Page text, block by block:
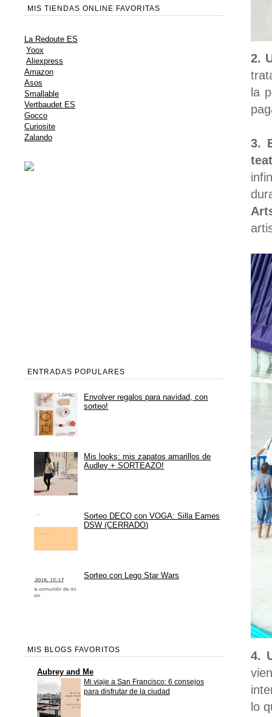
2.
la
3.
4.
lo
MIS TIENDAS ONLINE FAVORITAS
La Redoute ES
Yoox
Aliexpress
Amazon
Asos
Smallable
Vertbaudet ES
Gocco
Curiosite
Zalando
ENTRADAS POPULARES
Envolver regalos para navidad, con
sorteo!
Mis looks: mis zapatos amarillos de
Audley + SORTEAZO!
Sorteo DECO con VOGA: Silla Eames
DSW (CERRADO)
Sorteo con Lego Star Wars
MIS BLOGS FAVORITOS
Aubrey and Me
Mi viaje a San Francisco: 6 consejos
para disfrutar de la ciudad